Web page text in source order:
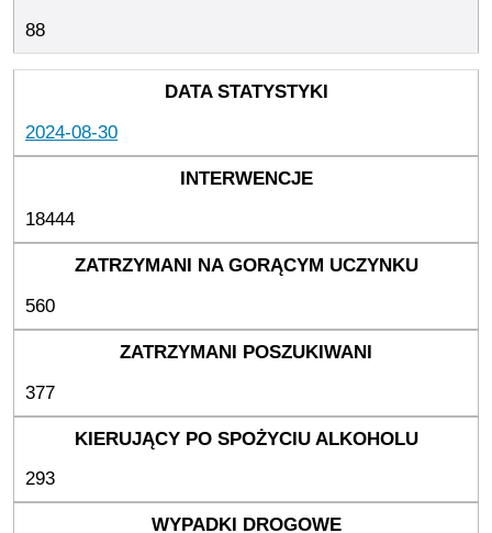
88
2024-08-30
18444
560
377
293